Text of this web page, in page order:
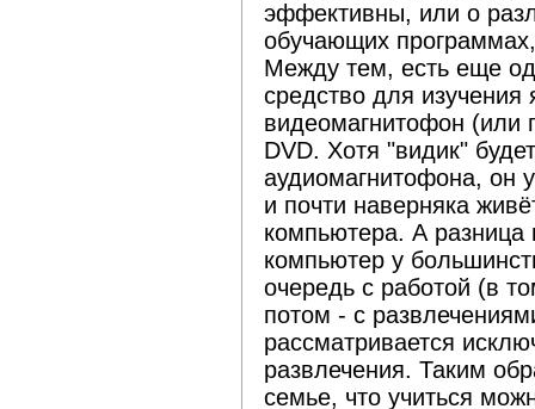
эффективны, или о
обучающих
Между тем, есть еще
средство для
видеомагнитофон (или
DVD. Хотя "видик"
аудиомагнитофона, он
и почти наверняка
компьютера. А
компьютер у
очередь с работой (в
потом - с
рассматривается
развлечения. Таким
семье, что учиться